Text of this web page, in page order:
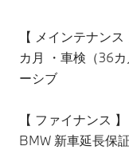
【 メインテナン
カ月 ・車検（36
ーシブ
【 ファイナンス
BMW 新車延長保